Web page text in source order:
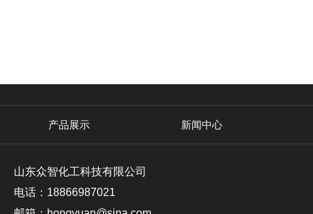
产品展示 新闻中心
山东众智化工科技有限公司
电话：18866987021